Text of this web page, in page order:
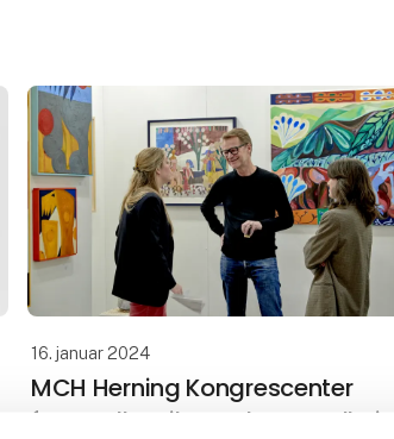
16. januar 2024
MCH Herning Kongrescenter
forvandles til stort kunstgalleri